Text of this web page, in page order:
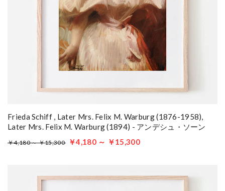
Frieda Schiff , Later Mrs. Felix M. Warburg (1876-1958),
Later Mrs. Felix M. Warburg (1894) - アンデシュ・ソーン
￥4,180 ～ ￥15,300 ￥4,180 ～ ￥15,300